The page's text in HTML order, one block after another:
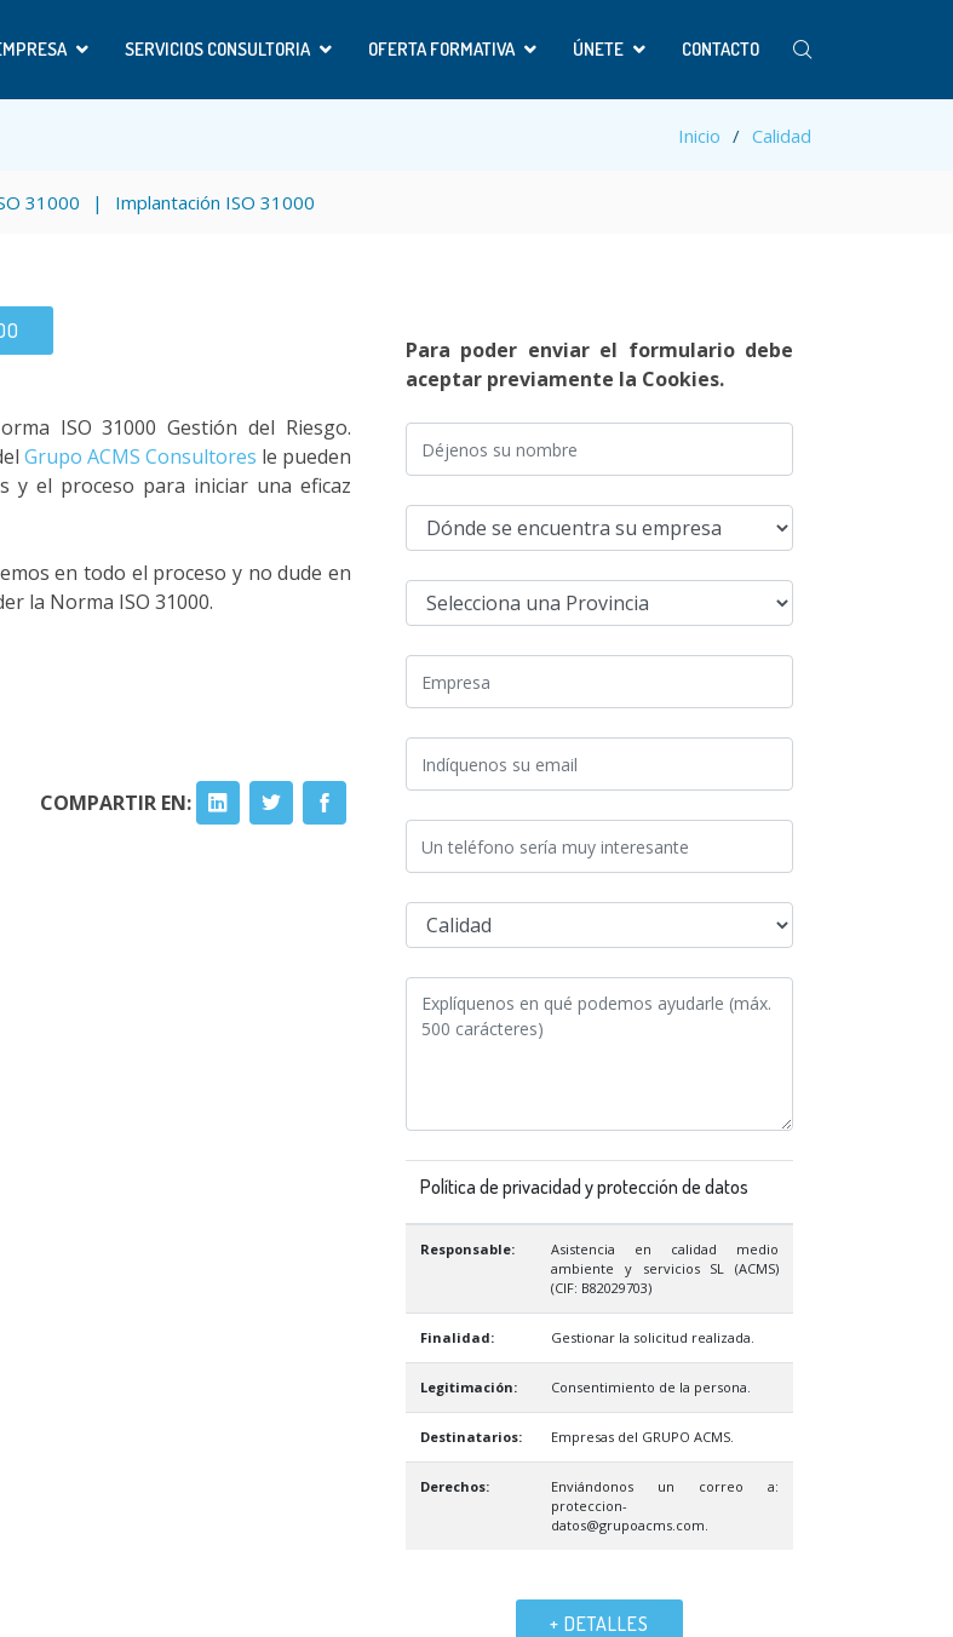
SERVICIOS CONSULTORIA OFERTA FORMATIVA ÚNETE CONTACTO
Inicio Calidad
31000 Implantación ISO 31000
ISO 31000 Gestión del Riesgo.
Grupo ACMS Consultores le pueden
y el proceso para iniciar una eficaz
en todo el proceso y no dude en
la Norma ISO 31000.
COMPARTIR EN:
Para poder enviar el formulario debe
aceptar previamente la Cookies.
Política de privacidad y protección de datos
Responsable:
Asistencia en calidad medio
ambiente y servicios SL (ACMS)
(CIF: B82029703)
Finalidad: Gestionar la solicitud realizada.
Legitimación: Consentimiento de la persona.
Destinatarios: Empresas del GRUPO ACMS.
Derechos:
Enviándonos un correo a:
proteccion-
datos@grupoacms.com.
+ DETALLES